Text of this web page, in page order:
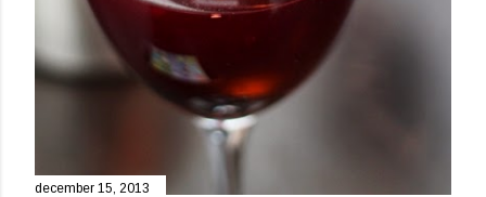
december 15, 2013